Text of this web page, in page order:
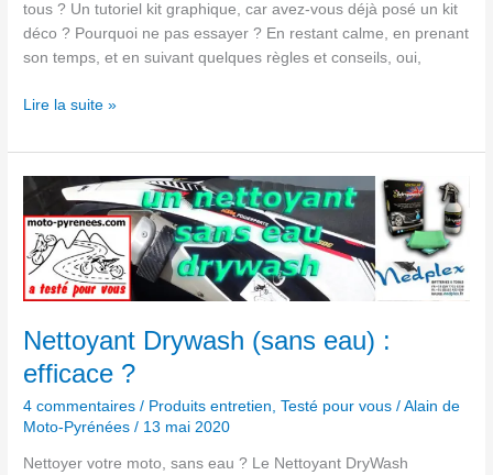
tous ? Un tutoriel kit graphique, car avez-vous déjà posé un kit
déco ? Pourquoi ne pas essayer ? En restant calme, en prenant
son temps, et en suivant quelques règles et conseils, oui,
Lire la suite »
Nettoyant Drywash (sans eau) :
efficace ?
4 commentaires / Produits entretien ,Testé pour vous /Alain de
Moto-Pyrénées/ 13 mai 2020
Nettoyer votre moto, sans eau ? Le Nettoyant DryWash
Nettoyant
Drywash (sans
eau)
:
efficace ?